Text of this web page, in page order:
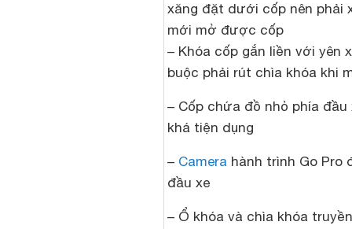
xăng đặt dưới cốp nên phải
mới mở được cốp
– Khóa cốp gắn liền với yên
buộc phải rút chìa khóa khi
– Cốp chứa đồ nhỏ phía đầu
khá tiện dụng
– Camera hành trình Go Pro
đầu xe
– Ổ khóa và chìa khóa